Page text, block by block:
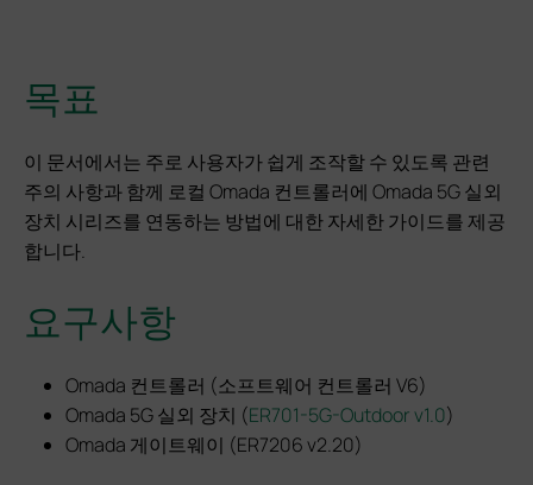
목표
이 문서에서는 주로 사용자가 쉽게 조작할 수 있도록 관련
주의 사항과 함께 로컬 Omada 컨트롤러에 Omada 5G 실외
장치 시리즈를 연동하는 방법에 대한 자세한 가이드를 제공
합니다.
요구사항
Omada 컨트롤러 (소프트웨어 컨트롤러 V6)
Omada 5G 실외 장치 (ER701-5G-Outdoor v1.0)
Omada 게이트웨이 (ER7206 v2.20)